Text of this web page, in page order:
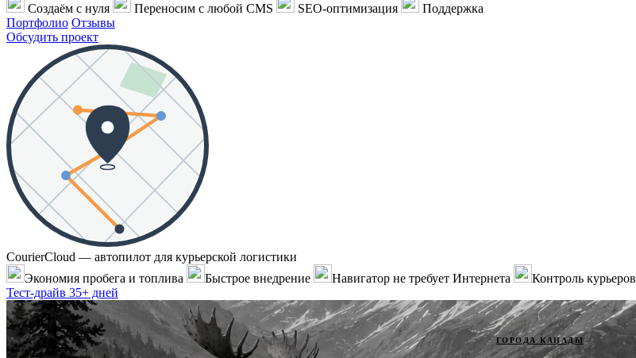
Создаём с нуля
Переносим с любой CMS SEO-оптимизация
Поддержка
Портфолио Отзывы
Обсудить проект
CourierCloud — автопилот для курьерской логистики
Экономия пробега и топлива
Быстрое внедрение Навигатор не требует Интернета Контроль курьеров
Тест-драйв 35+ дней
ГОРОДА КАНАДЫ